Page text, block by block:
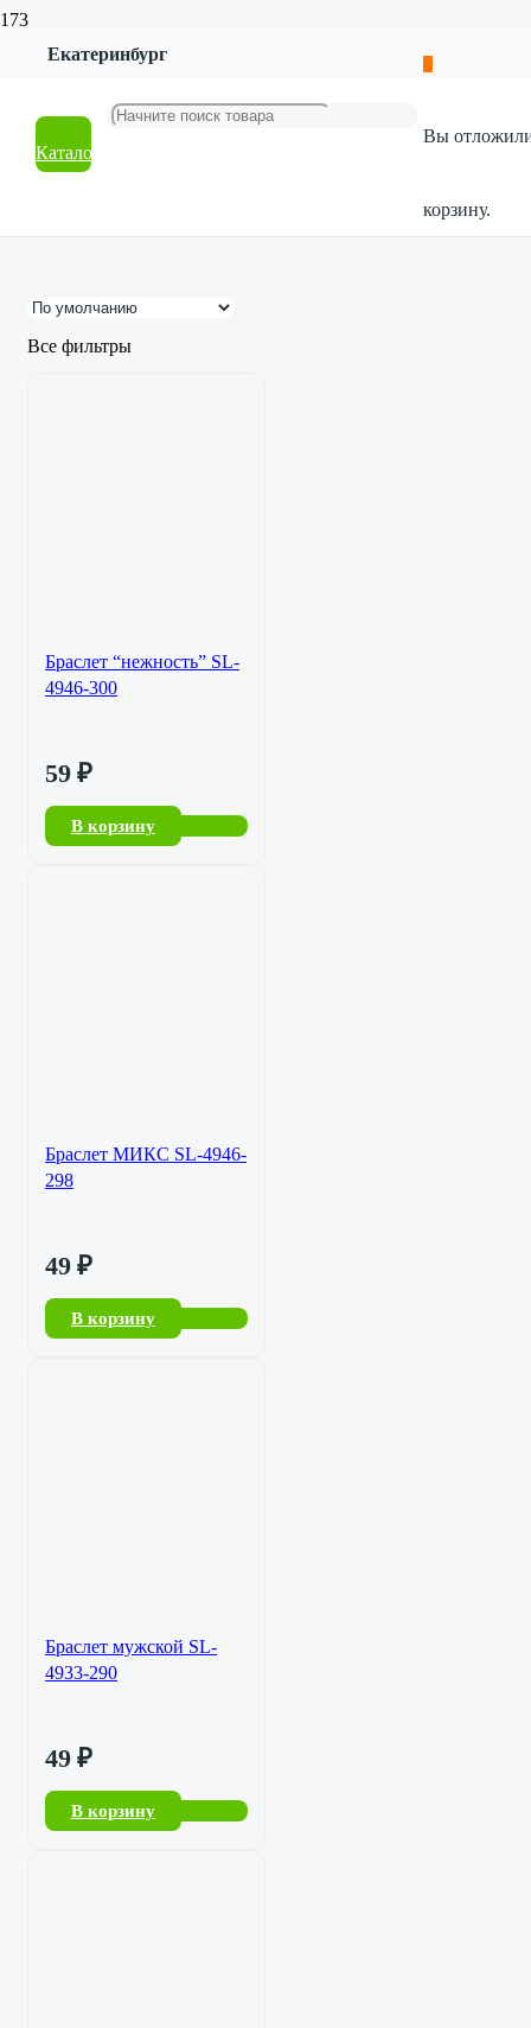
Екатеринбург
Каталог
Вы
корзину.
Главная
Бижутерия
Все фильтры
Браслет “нежность” SL-
4946-300
59 ₽
В корзину
Браслет МИКС SL-4946-
298
49 ₽
В корзину
Браслет мужской SL-
4933-290
49 ₽
В корзину